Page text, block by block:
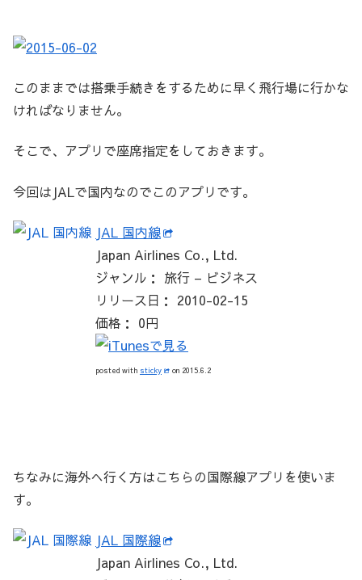
このままでは搭乗手続きをするために早く飛行場に行かな
ければなりません。
そこで、アプリで座席指定をしておきます。
今回はJALで国内なのでこのアプリです。
JAL 国内線
Japan Airlines Co., Ltd.
ジャンル： 旅行 – ビジネス
リリース日： 2010-02-15
価格： 0円
posted with sticky on 2015.6.2
ちなみに海外へ行く方はこちらの国際線アプリを使いま
す。
JAL 国際線
Japan Airlines Co., Ltd.